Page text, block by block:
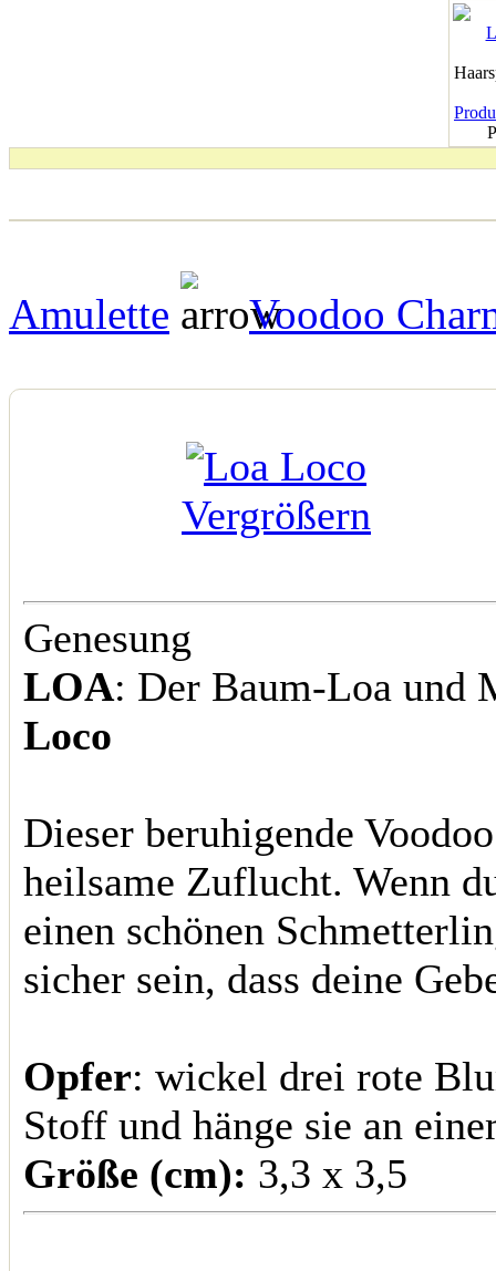
Amulette Voodoo
Vergrößern
Genesung
LOA: Der Baum-Loa und
Loco
Dieser beruhigende
heilsame Zuflucht. Wenn
einen schönen
sicher sein, dass deine
Opfer: wickel drei rote
Stoff und hänge sie an
Größe (cm): 3,3 x 3,5